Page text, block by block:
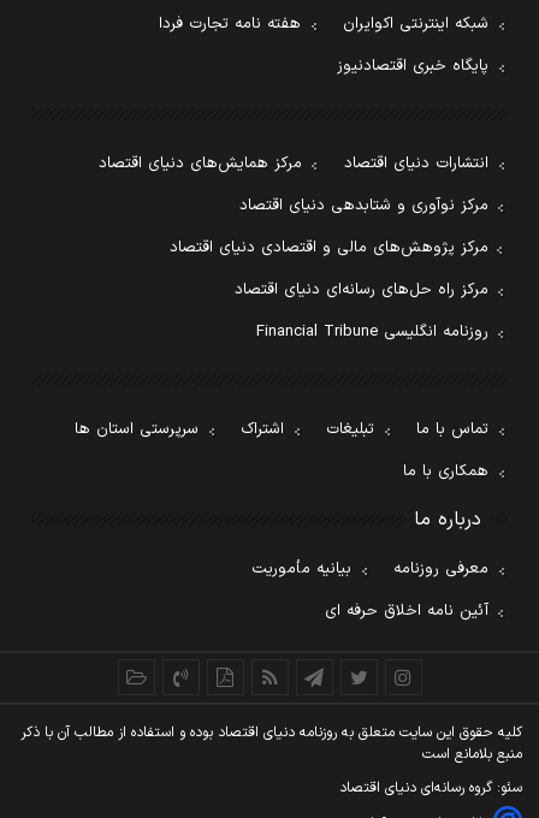
شبکه اینترنتی اکوایران
هفته نامه تجارت فردا
پایگاه خبری اقتصادنیوز
انتشارات دنیای اقتصاد
مرکز همایش‌های دنیای اقتصاد
مرکز نوآوری و شتابدهی دنیای اقتصاد
مرکز پژوهش‌های مالی و اقتصادی دنیای اقتصاد
مرکز راه حل‌های رسانه‌ای دنیای اقتصاد
روزنامه انگلیسی Financial Tribune
تماس با ما تبلیغات اشتراک
سرپرستی استان ها
همکاری با ما
درباره ما
معرفی روزنامه
بیانیه مأموریت
آئین نامه اخلاق حرفه ای
کليه حقوق اين سايت متعلق به روزنامه دنيای اقتصاد بوده و استفاده از مطالب آن با ذکر
منبع بلامانع است
سئو: گروه رسانه‌ای دنیای اقتصاد